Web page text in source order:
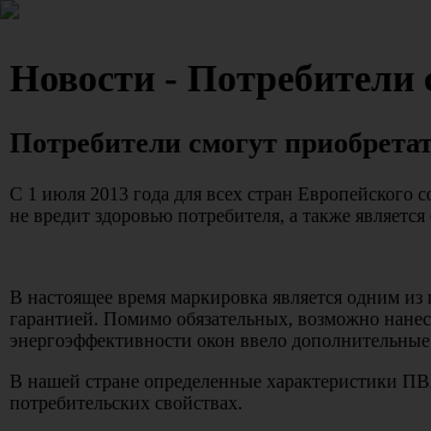
Новости - Потребители
Потребители смогут
С 1 июля 2013 года для всех стран Европейского
не вредит здоровью потребителя, а также
В настоящее время маркировка является одним
гарантией. Помимо обязательных, возможно
энергоэффективности окон ввело
В нашей стране определенные характеристики
потребительских свойствах.